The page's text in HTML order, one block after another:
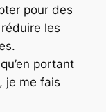
pour des
les
portant
je me fais